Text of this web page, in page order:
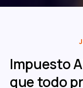
Impuesto
que todo